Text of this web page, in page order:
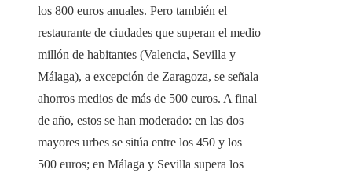
los 800 euros anuales. Pero también el
restaurante de ciudades que superan el medio
millón de habitantes (Valencia, Sevilla y
Málaga), a excepción de Zaragoza, se señala
ahorros medios de más de 500 euros. A final
de año, estos se han moderado: en las dos
mayores urbes se sitúa entre los 450 y los
500 euros; en Málaga y Sevilla supera los